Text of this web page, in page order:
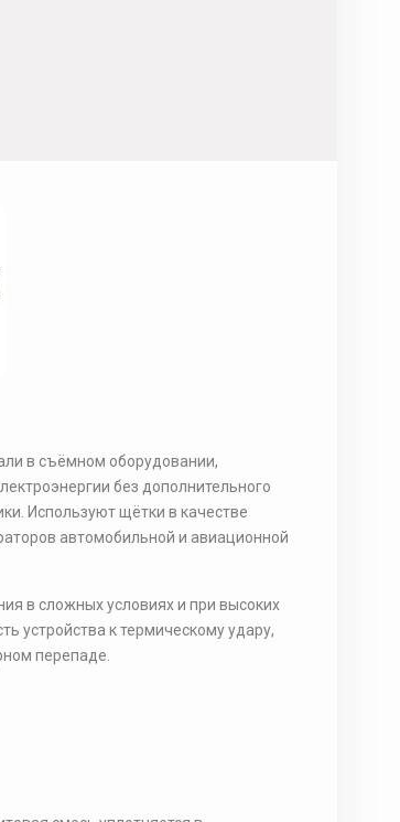
в съёмном оборудовании,
без дополнительного
Используют щётки в качестве
автомобильной и авиационной
в сложных условиях и при высоких
устройства к термическому удару,
перепаде.